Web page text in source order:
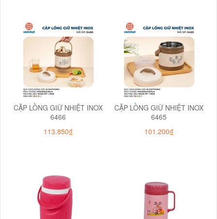
CẶP LỒNG GIỮ NHIỆT INOX
6466
113.850₫
CẶP LỒNG GIỮ NHIỆT INOX
6465
101.200₫